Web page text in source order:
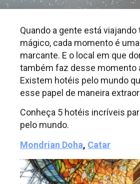
Quando a gente está
mágico, cada momento é
marcante. E o local em que
também faz desse momento
Existem hotéis pelo mundo
esse papel de maneira
Conheça 5 hotéis incríveis
pelo mundo.
Mondrian Doha, Catar